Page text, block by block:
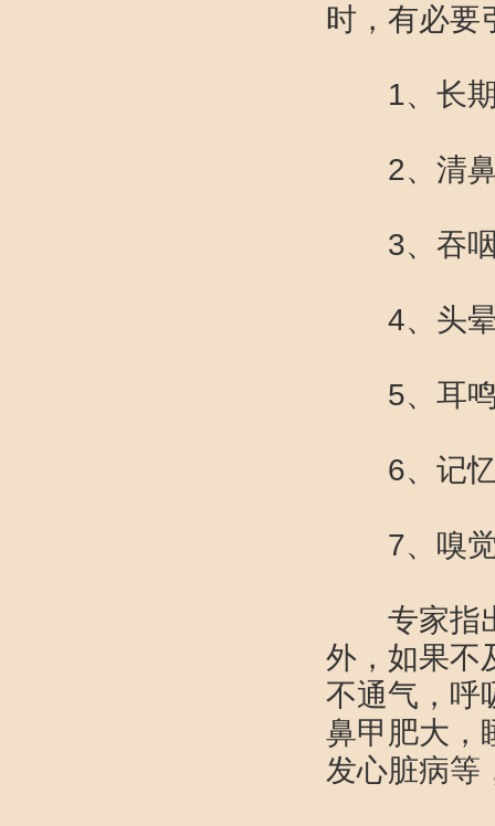
时，有必要
1、长期
2、清鼻
3、吞咽
4、头
5、耳鸣
6、记
7、嗅觉
专家指出
外，如果不
不通气，呼
鼻甲肥大，
发心脏病